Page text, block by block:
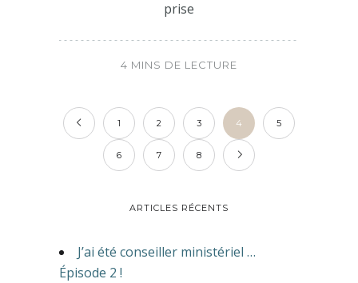
prise
4 MINS DE LECTURE
1 2 3 4 5
6 7 8
ARTICLES RÉCENTS
J’ai été conseiller ministériel …
Épisode 2 !